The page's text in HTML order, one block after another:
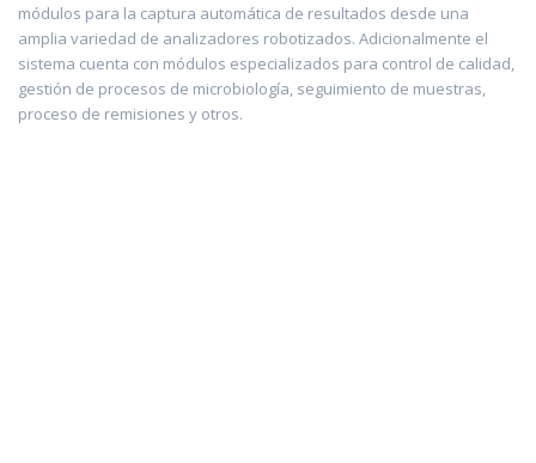
módulos para la captura automática de resultados desde una
amplia variedad de analizadores robotizados. Adicionalmente el
sistema cuenta con módulos especializados para control de calidad,
gestión de procesos de microbiología, seguimiento de muestras,
proceso de remisiones y otros.